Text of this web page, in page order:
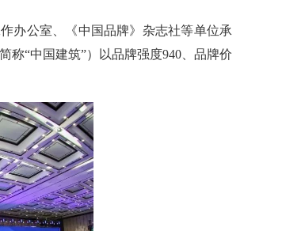
办公室、《中国品牌》杂志社等单位承
称“中国建筑”）以品牌强度940、品牌价